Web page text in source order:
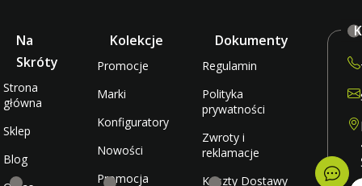
Na
Skróty
Strona
główna
Sklep
Blog
Kolekcje
Promocje
Marki
Konfiguratory
Nowości
Promocja
Dokumenty
Regulamin
Polityka
prywatności
Zwroty i
reklamacje
Koszty Dostawy